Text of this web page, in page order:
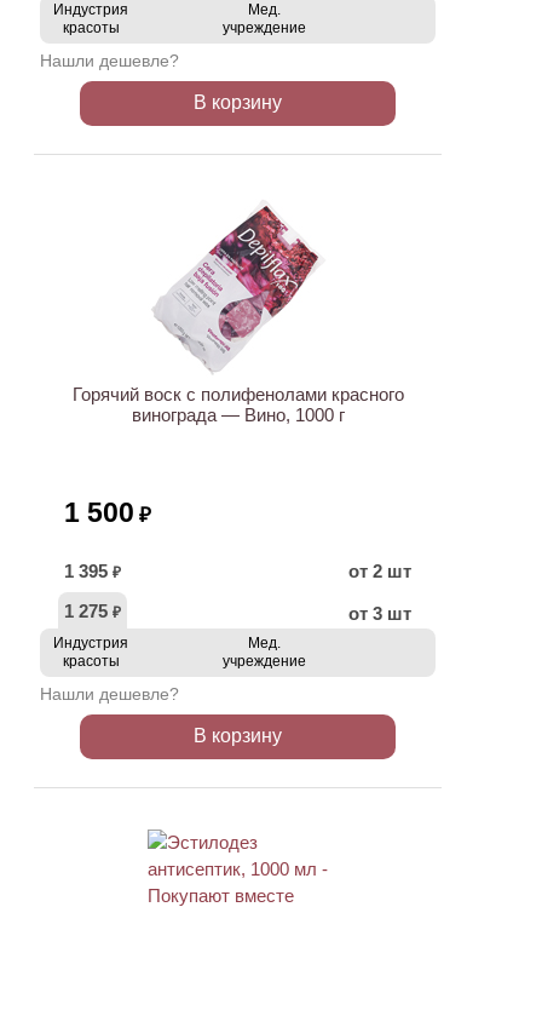
Индустрия
красоты
Мед.
учреждение
Нашли дешевле?
В корзину
Горячий воск с полифенолами красного
винограда — Вино, 1000 г
1 500 ₽
1 395 ₽
от 2 шт
1 275 ₽ от 3 шт
Индустрия
красоты
Мед.
учреждение
Нашли дешевле?
В корзину